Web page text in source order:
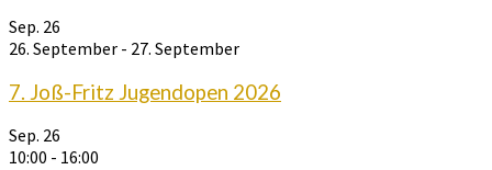
Sep. 26
26. September - 27. September
7. Joß-Fritz Jugendopen 2026
Sep. 26
10:00 - 16:00